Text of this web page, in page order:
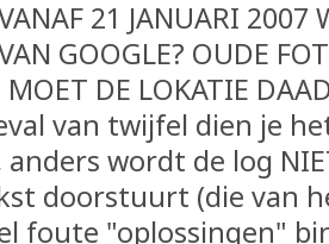
21 JANUARI 2007
GOOGLE? OUDE
MOET DE LOKATIE
van twijfel dien je
wordt de log
doorstuurt (die van
foute "oplossingen"